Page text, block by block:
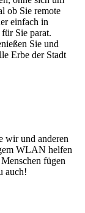
ob Sie remote
einfach in
Sie parat.
Sie und
Erbe der Stadt
wir und anderen
WLAN helfen
fügen
auch!